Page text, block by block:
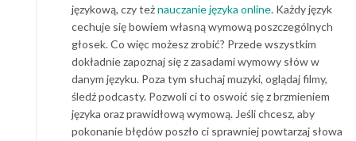
językową, czy teżnauczanie języka online. Każdy język
cechuje się bowiem własną wymową poszczególnych
głosek. Co więc możesz zrobić? Przede wszystkim
dokładnie zapoznaj się z zasadami wymowy słów w
danym języku. Poza tym słuchaj muzyki, oglądaj filmy,
śledź podcasty. Pozwoli ci to oswoić się z brzmieniem
języka oraz prawidłową wymową. Jeśli chcesz, aby
pokonanie błędów poszło ci sprawniej powtarzaj słowa